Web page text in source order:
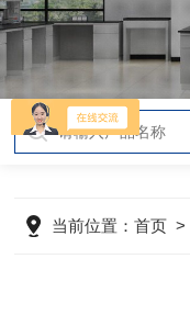
当前位置：首页 >